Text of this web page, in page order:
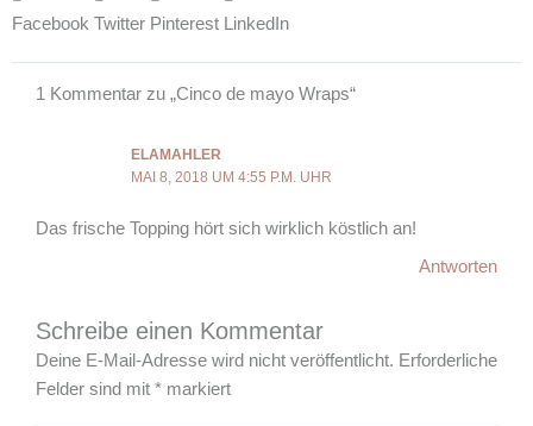
Facebook Twitter Pinterest LinkedIn
1 Kommentar zu „Cinco de mayo Wraps“
ELAMAHLER
MAI 8, 2018 UM 4:55 P.M. UHR
Das frische Topping hört sich wirklich köstlich an!
Antworten
Schreibe einen Kommentar
Deine E-Mail-Adresse wird nicht veröffentlicht. Erforderliche
Felder sind mit * markiert